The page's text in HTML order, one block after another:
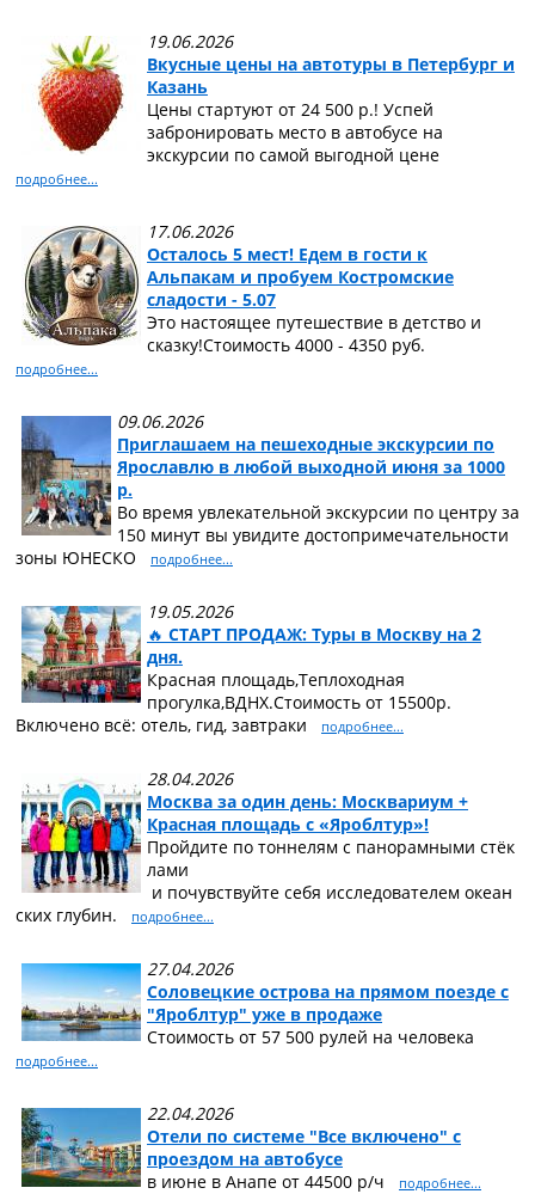
19.06.2026
Вкусные цены на автотуры в Петербург и
Казань
Цены стартуют от 24 500 р.! Успей
забронировать место в автобусе на
экскурсии по самой выгодной цене
подробнее...
17.06.2026
Осталось 5 мест! Едем в гости к
Альпакам и пробуем Костромские
сладости - 5.07
Это настоящее путешествие в детство и
сказку!Стоимость 4000 - 4350 руб.
подробнее...
09.06.2026
Приглашаем на пешеходные экскурсии по
Ярославлю в любой выходной июня за 1000
р.
Во время увлекательной экскурсии по центру за
150 минут вы увидите достопримечательности
зоны ЮНЕСКО
подробнее...
19.05.2026
🔥 СТАРТ ПРОДАЖ: Туры в Москву на 2
дня.
Красная площадь,Теплоходная
прогулка,ВДНХ.Стоимость от 15500р.
Включено всё: отель, гид, завтраки
подробнее...
28.04.2026
Москва за один день: Москвариум +
Красная площадь с «Яроблтур»!
Пройдите по тоннелям с панорамными стёк
лами
и почувствуйте себя исследователем океан
ских глубин.
подробнее...
27.04.2026
Соловецкие острова на прямом поезде с
"Яроблтур" уже в продаже
Стоимость от 57 500 рулей на человека
подробнее...
22.04.2026
Отели по системе "Все включено" с
проездом на автобусе
в июне в Анапе от 44500 р/ч
подробнее...